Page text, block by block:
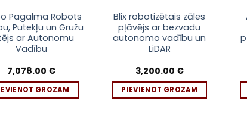
Pagalma Robots
Putekļu un Gružu
ar Autonomu
Vadību
7,078.00 €
GROZAM
Blix robotizētais zāles
pļāvējs ar bezvadu
autonomo vadību un
LiDAR
3,200.00 €
PIEVIENOT GROZAM